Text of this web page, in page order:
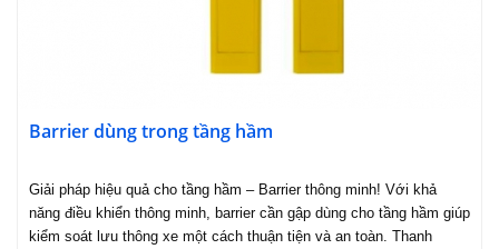
Barrier dùng trong tầng hầm
Giải pháp hiệu quả cho tầng hầm – Barrier thông minh! Với khả
năng điều khiển thông minh, barrier cần gập dùng cho tầng hầm giúp
kiểm soát lưu thông xe một cách thuận tiện và an toàn. Thanh